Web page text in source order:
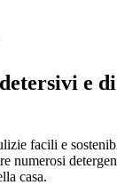
e
facili e
numerosi
casa.